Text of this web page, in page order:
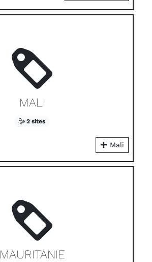
MALI
2 sites
Mali
MAURITANIE